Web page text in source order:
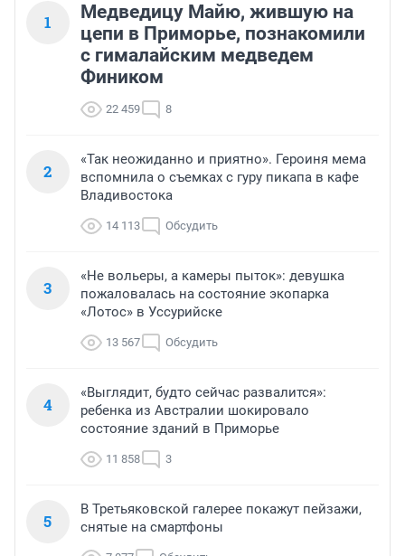
1
Медведицу Майю, жившую на
цепи в Приморье, познакомили
с гималайским медведем
Фиником
22 459 8
2
«Так неожиданно и приятно». Героиня мема
вспомнила о съемках с гуру пикапа в кафе
Владивостока
14 113 Обсудить
3
«Не вольеры, а камеры пыток»: девушка
пожаловалась на состояние экопарка
«Лотос» в Уссурийске
13 567 Обсудить
4
«Выглядит, будто сейчас развалится»:
ребенка из Австралии шокировало
состояние зданий в Приморье
11 858 3
5
В Третьяковской галерее покажут пейзажи,
снятые на смартфоны